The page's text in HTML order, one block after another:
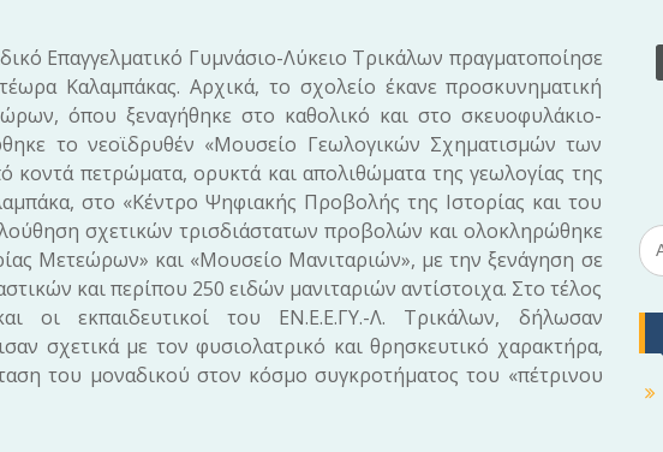
Επαγγελματικό Γυμνάσιο-Λύκειο Τρικάλων πραγματοποίησε
Καλαμπάκας. Αρχικά, το σχολείο έκανε προσκυνηματική
όπου ξεναγήθηκε στο καθολικό και στο σκευοφυλάκιο-
το νεοϊδρυθέν «Μουσείο Γεωλογικών Σχηματισμών των
πετρώματα, ορυκτά και απολιθώματα της γεωλογίας της
στο «Κέντρο Ψηφιακής Προβολής της Ιστορίας και του
σχετικών τρισδιάστατων προβολών και ολοκληρώθηκε
Μετεώρων» και «Μουσείο Μανιταριών», με την ξενάγηση σε
και περίπου 250 ειδών μανιταριών αντίστοιχα. Στο τέλος
οι εκπαιδευτικοί του ΕΝ.Ε.Ε.ΓΥ.-Λ. Τρικάλων, δήλωσαν
σχετικά με τον φυσιολατρικό και θρησκευτικό χαρακτήρα,
του μοναδικού στον κόσμο συγκροτήματος του «πέτρινου
S
e
r